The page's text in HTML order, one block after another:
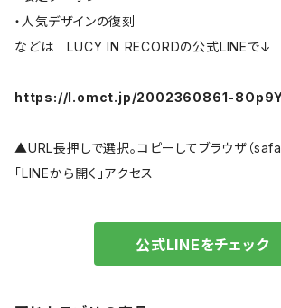
・人気デザインの復刻
などは LUCY IN RECORDの公式LINEで↓
https://l.omct.jp/2002360861-
▲URL長押しで選択。コピーしてブラウザ（
「LINEから開く」アクセス
公式LINEをチェック